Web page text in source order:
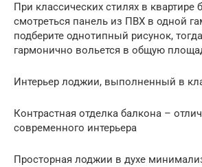
При классических стилях в квартире
смотреться панель из ПВХ в одной
подберите однотипный рисунок,
гармонично вольется в общую
Интерьер лоджии, выполненный в
Контрастная отделка балкона –
современного интерьера
Просторная лоджии в духе